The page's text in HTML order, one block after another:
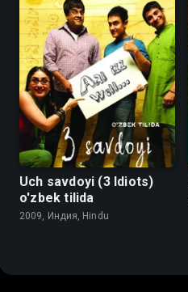
Uch savdoyi (3 Idiots)
o'zbek tilida
2009, Индия, Hindu